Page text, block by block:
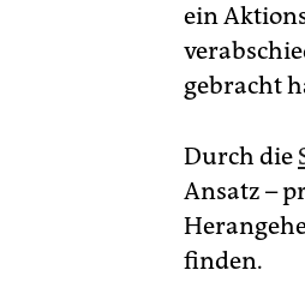
ein
gebracht
Durch die
Ansatz –
finden.